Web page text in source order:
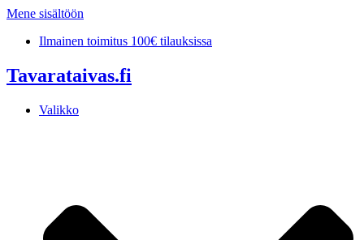
Mene sisältöön
Ilmainen toimitus 100€ tilauksissa
Tavarataivas.fi
Valikko